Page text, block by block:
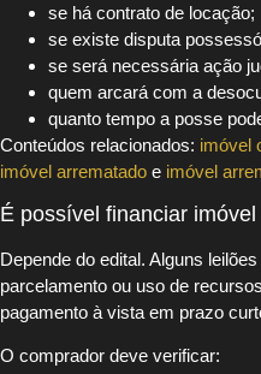
se há contrato de locação;
se existe disputa
se será necessária ação
quem arcará com a
quanto tempo a posse
Conteúdos relacionados: imóvel
imóvel arrematado e imóvel
É possível financiar
Depende do edital. Alguns
parcelamento ou uso de
pagamento à vista em prazo
O comprador deve verificar: